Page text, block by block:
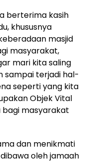
berterima kasih
khususnya
masjid
masyarakat,
mari kita saling
sampai terjadi hal-
seperti yang kita
Objek Vital
bagi masyarakat
dan menikmati
oleh jamaah